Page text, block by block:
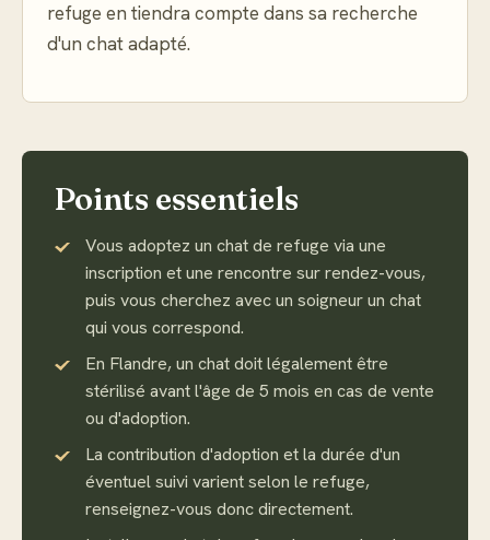
refuge en tiendra compte dans sa recherche
d'un chat adapté.
Points essentiels
Vous adoptez un chat de refuge via une
inscription et une rencontre sur rendez-vous,
puis vous cherchez avec un soigneur un chat
qui vous correspond.
En Flandre, un chat doit légalement être
stérilisé avant l'âge de 5 mois en cas de vente
ou d'adoption.
La contribution d'adoption et la durée d'un
éventuel suivi varient selon le refuge,
renseignez-vous donc directement.